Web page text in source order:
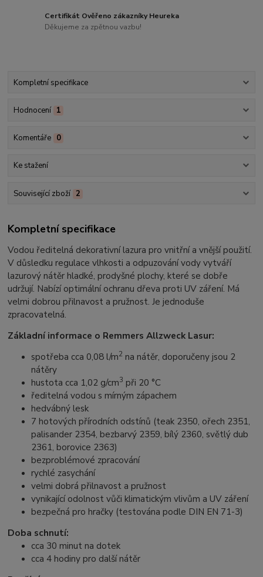
Certifikát Ověřeno zákazníky Heureka
Děkujeme za zpětnou vazbu!
Kompletní specifikace
Hodnocení 1
Komentáře 0
Ke stažení
Související zboží 2
Kompletní specifikace
Vodou ředitelná dekorativní lazura pro vnitřní a vnější použití.
V důsledku regulace vlhkosti a odpuzování vody vytváří
lazurový nátěr hladké, prodyšné plochy, které se dobře
udržují. Nabízí optimální ochranu dřeva proti UV záření. Má
velmi dobrou přilnavost a pružnost. Je jednoduše
zpracovatelná.
Základní informace o Remmers Allzweck Lasur:
spotřeba cca 0,08 l/m2 na nátěr, doporučeny jsou 2
nátěry
hustota cca 1,02 g/cm3 při 20 °C
ředitelná vodou s mírným zápachem
hedvábný lesk
7 hotových přírodních odstínů (teak 2350, ořech 2351,
palisander 2354, bezbarvý 2359, bílý 2360, světlý dub
2361, borovice 2363)
bezproblémové zpracování
rychlé zasychání
velmi dobrá přilnavost a pružnost
vynikající odolnost vůči klimatickým vlivům a UV záření
bezpečná pro hračky (testována podle DIN EN 71-3)
Doba schnutí:
cca 30 minut na dotek
cca 4 hodiny pro další nátěr